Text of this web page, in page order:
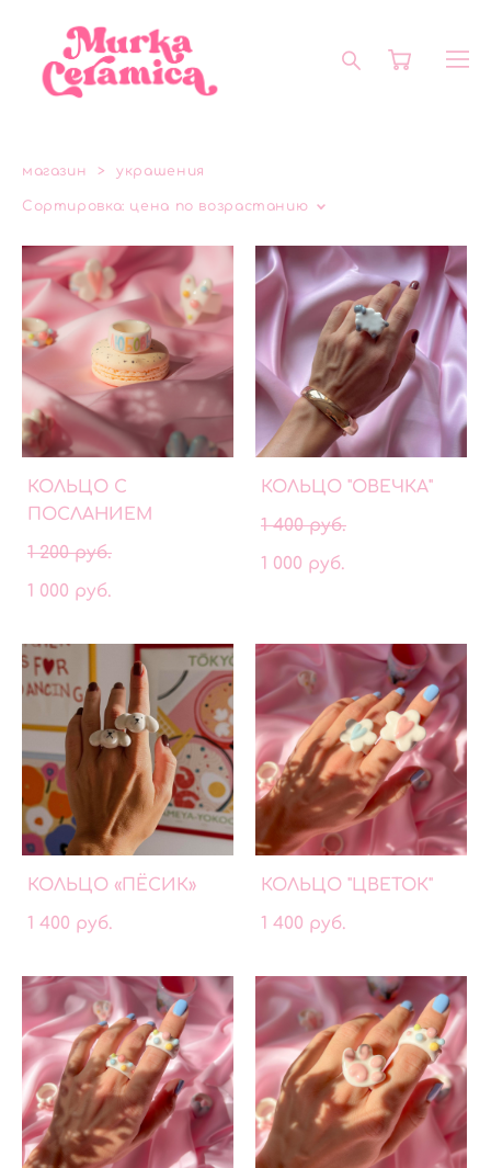
магазин > украшения
Сортировка: цена по возрастанию
КОЛЬЦО С
ПОСЛАНИЕМ
1 200 pуб.
1 000 pуб.
КОЛЬЦО "ОВЕЧКА"
1 400 pуб.
1 000 pуб.
КОЛЬЦО «ПЁСИК»
1 400 pуб.
КОЛЬЦО "ЦВЕТОК"
1 400 pуб.